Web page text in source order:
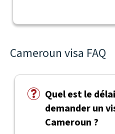
Cameroun visa FAQ
Quel est le
demander un
Cameroun ?